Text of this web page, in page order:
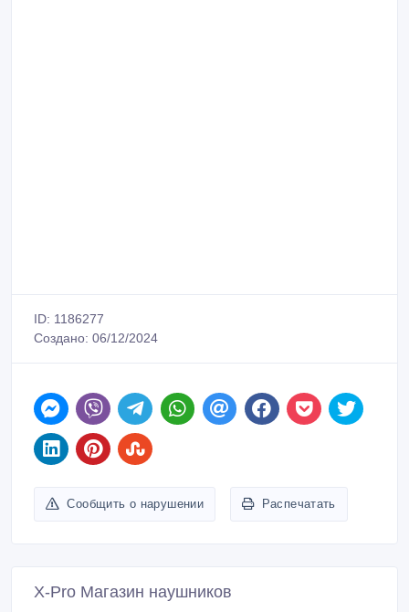
ID: 1186277
Создано: 06/12/2024
Сообщить о нарушении Распечатать
X-Pro Магазин наушников